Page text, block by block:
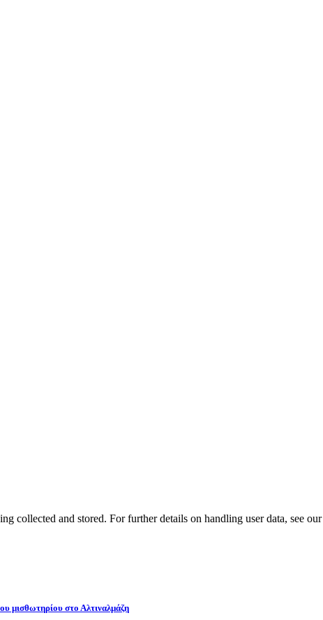
collected and stored. For further details on handling user data, see our
μισθωτηρίου στο Αλτιναλμάζη